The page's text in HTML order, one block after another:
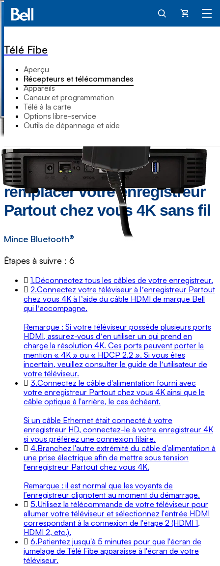
Panier
Télé Fibe
Aperçu
Récepteurs et télécommandes
Appareils
Canaux et programmation
Télé à la carte
Options libre-service
Outils de dépannage et aide
Comment installer ou
remplacer votre enregistreur
Partout chez vous 4K sans fil
Mince Bluetooth®
Étapes à suivre : 6
1.Déconnectez tous les câbles de votre enregistreur.
2.Connectez votre téléviseur à lʼenregistreur Partout
chez vous 4K à lʼaide du câble HDMI de marque Bell
qui lʼaccompagne.
Remarque : Si votre téléviseur possède plusieurs ports
HDMI, assurez-vous dʼen utiliser un qui prend en
charge la résolution 4K. Ces ports peuvent porter la
mention « 4K » ou « HDCP 2.2 ». Si vous êtes
incertain, veuillez consulter le guide de lʼutilisateur de
votre téléviseur.
3.Connectez le câble d'alimentation fourni avec
votre enregistreur Partout chez vous 4K ainsi que le
câble optique à l'arrière, le cas échéant.
Si un câble Ethernet était connecté à votre
enregistreur HD, connectez-le à votre enregistreur 4K
si vous préférez une connexion filaire.
4.Branchez l'autre extrémité du câble d'alimentation à
une prise électrique afin de mettre sous tension
l'enregistreur Partout chez vous 4K.
Remarque : il est normal que les voyants de
l’enregistreur clignotent au moment du démarrage.
5.Utilisez la télécommande de votre téléviseur pour
allumer votre téléviseur et sélectionnez l'entrée HDMI
correspondant à la connexion de l'étape 2 (HDMI 1,
HDMI 2, etc.).
6.Patientez jusqu'à 5 minutes pour que l'écran de
jumelage de Télé Fibe apparaisse à l'écran de votre
téléviseur.